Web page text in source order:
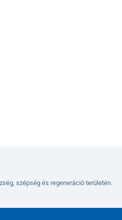
szépség és regeneráció területén.